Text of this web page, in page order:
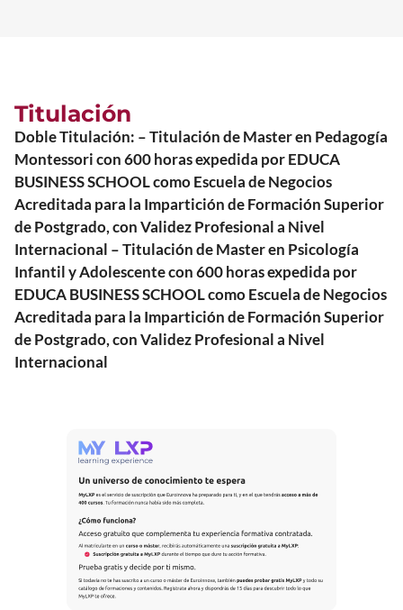
Titulación
Doble Titulación: – Titulación de Master en Pedagogía
Montessori con 600 horas expedida por EDUCA
BUSINESS SCHOOL como Escuela de Negocios
Acreditada para la Impartición de Formación Superior
de Postgrado, con Validez Profesional a Nivel
Internacional – Titulación de Master en Psicología
Infantil y Adolescente con 600 horas expedida por
EDUCA BUSINESS SCHOOL como Escuela de Negocios
Acreditada para la Impartición de Formación Superior
de Postgrado, con Validez Profesional a Nivel
Internacional